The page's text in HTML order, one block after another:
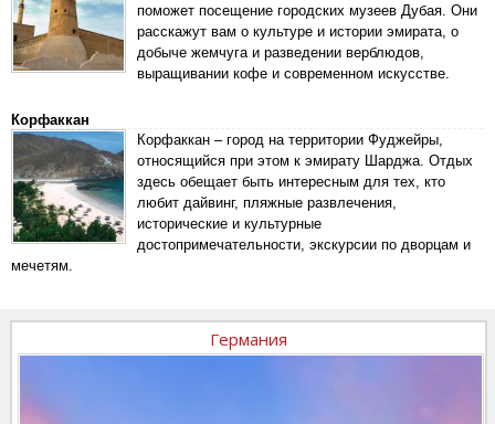
поможет посещение городских музеев Дубая. Они
расскажут вам о культуре и истории эмирата, о
добыче жемчуга и разведении верблюдов,
выращивании кофе и современном искусстве.
Корфаккан
Корфаккан – город на территории Фуджейры,
относящийся при этом к эмирату Шарджа. Отдых
здесь обещает быть интересным для тех, кто
любит дайвинг, пляжные развлечения,
исторические и культурные
достопримечательности, экскурсии по дворцам и
мечетям.
Германия